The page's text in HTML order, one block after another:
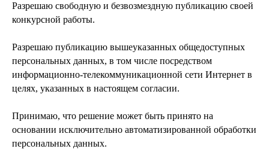
Разрешаю свободную и безвозмездную публикацию своей
конкурсной работы.
Разрешаю публикацию вышеуказанных общедоступных
персональных данных, в том числе посредством
информационно-телекоммуникационной сети Интернет в
целях, указанных в настоящем согласии.
Принимаю, что решение может быть принято на
основании исключительно автоматизированной обработки
персональных данных.